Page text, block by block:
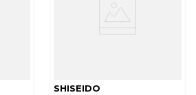
SHISEIDO